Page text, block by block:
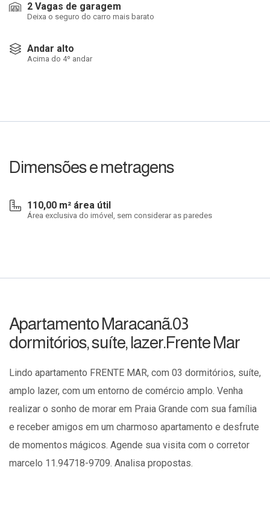
2 Vagas de garagem
Deixa o seguro do carro mais barato
Andar alto
Acima do 4º andar
Dimensões e metragens
110,00 m² área útil
Área exclusiva do imóvel, sem considerar as paredes
Apartamento Maracanã.03
dormitórios, suíte, lazer.Frente Mar
Lindo apartamento FRENTE MAR, com 03 dormitórios, suíte,
amplo lazer, com um entorno de comércio amplo. Venha
realizar o sonho de morar em Praia Grande com sua família
e receber amigos em um charmoso apartamento e desfrute
de momentos mágicos. Agende sua visita com o corretor
marcelo 11.94718-9709. Analisa propostas.